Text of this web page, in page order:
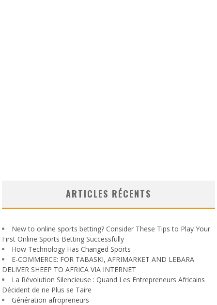
ARTICLES RÉCENTS
New to online sports betting? Consider These Tips to Play Your
First Online Sports Betting Successfully
How Technology Has Changed Sports
E-COMMERCE: FOR TABASKI, AFRIMARKET AND LEBARA
DELIVER SHEEP TO AFRICA VIA INTERNET
La Révolution Silencieuse : Quand Les Entrepreneurs Africains
Décident de ne Plus se Taire
Génération afropreneurs